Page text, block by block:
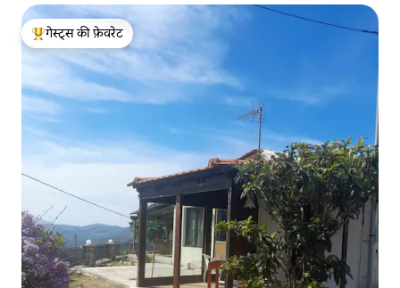
गेस्ट्स का टॉप फ़ेवरेट
गेस्ट्स की फ़ेवरेट